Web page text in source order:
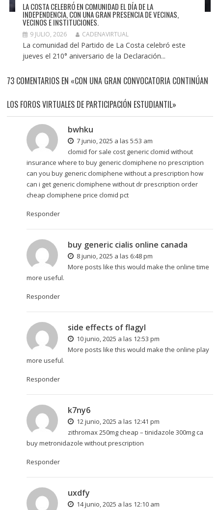
LA COSTA CELEBRÓ EN COMUNIDAD EL DÍA DE LA
INDEPENDENCIA, CON UNA GRAN PRESENCIA DE VECINAS,
VECINOS E INSTITUCIONES.
9 JULIO, 2026 CADENAVIRTUAL
La comunidad del Partido de La Costa celebró este
jueves el 210° aniversario de la Declaración...
73 COMENTARIOS EN «CON UNA GRAN CONVOCATORIA CONTINÚAN
LOS FOROS VIRTUALES DE PARTICIPACIÓN ESTUDIANTIL»
bwhku
7 junio, 2025 a las 5:53 am
clomid for sale cost generic clomid without
insurance where to buy generic clomiphene no prescription
can you buy generic clomiphene without a prescription how
can i get generic clomiphene without dr prescription order
cheap clomiphene price clomid pct
Responder
buy generic cialis online canada
8 junio, 2025 a las 6:48 pm
More posts like this would make the online time
more useful.
Responder
side effects of flagyl
10 junio, 2025 a las 12:53 pm
More posts like this would make the online play
more useful.
Responder
k7ny6
12 junio, 2025 a las 12:41 pm
zithromax 250mg cheap – tinidazole 300mg ca
buy metronidazole without prescription
Responder
uxdfy
14 junio, 2025 a las 12:10 am